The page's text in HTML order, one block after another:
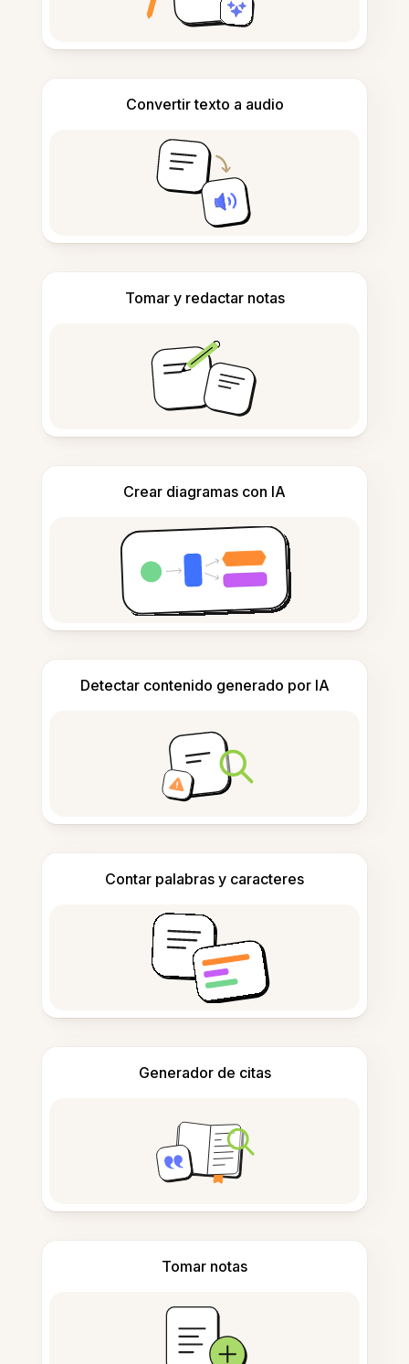
Convertir texto a audio
Tomar y redactar notas
Crear diagramas con IA
Detectar contenido generado por IA
Contar palabras y caracteres
Generador de citas
Tomar notas